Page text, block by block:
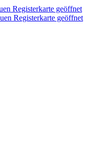
Registerkarte geöffnet
Registerkarte geöffnet